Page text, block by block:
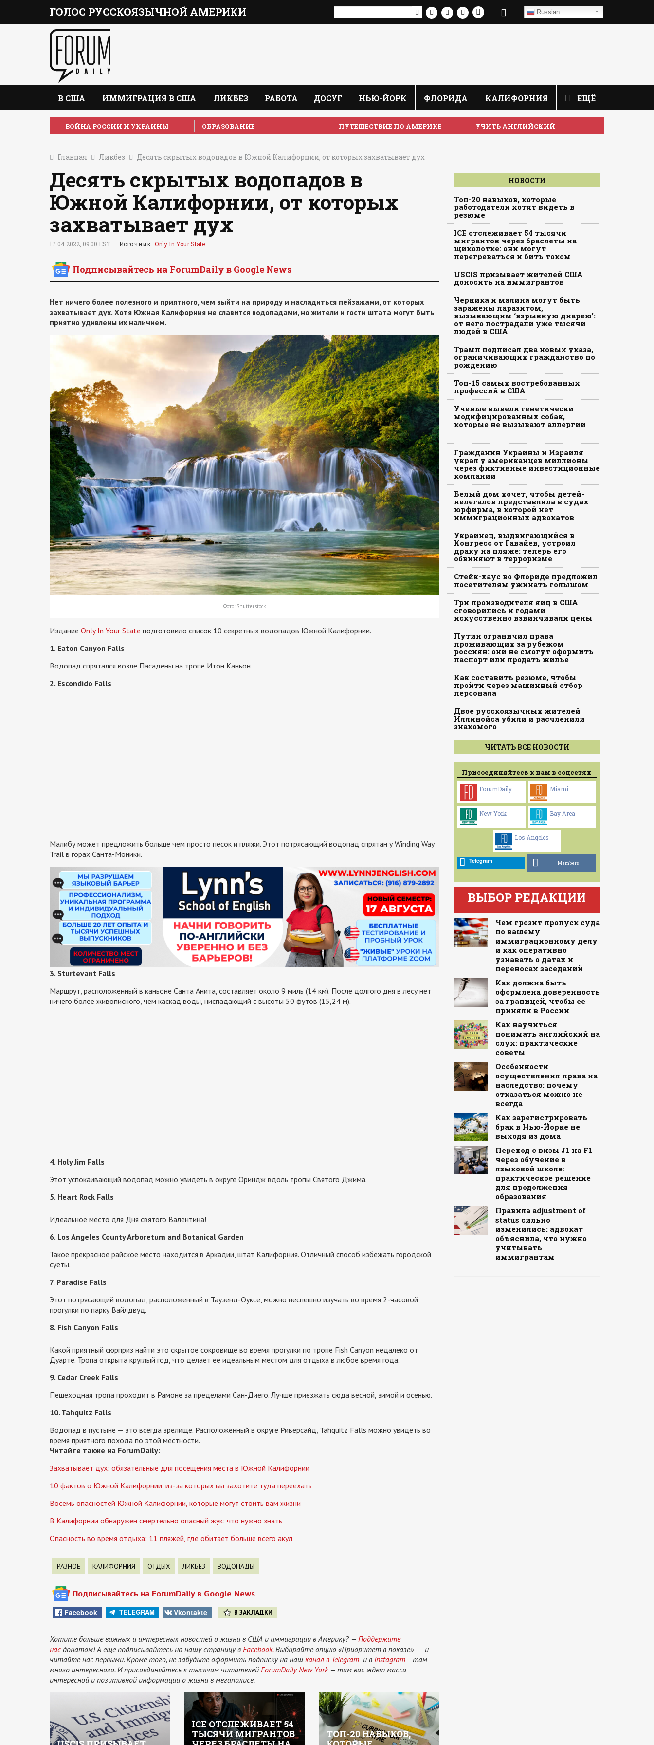
ГОЛОС РУССКОЯЗЫЧНОЙ АМЕРИКИ Russian
В США ИММИГРАЦИЯ В США ЛИКБЕЗ РАБОТА ДОСУГ НЬЮ-ЙОРК ФЛОРИДА КАЛИФОРНИЯ ЕЩЁ
ВОЙНА РОССИИ И УКРАИНЫ ОБРАЗОВАНИЕ ПУТЕШЕСТВИЕ ПО АМЕРИКЕ УЧИТЬ АНГЛИЙСКИЙ
Главная Ликбез Десять скрытых водопадов в Южной Калифорнии, от которых захватывает дух
Десять скрытых водопадов в
Южной Калифорнии, от которых
захватывает дух
17.04.2022, 09:00 EST Источник: Only In Your State
Подписывайтесь на ForumDaily в Google News
Нет ничего более полезного и приятного, чем выйти на природу и насладиться пейзажами, от которых
захватывает дух. Хотя Южная Калифорния не славится водопадами, но жители и гости штата могут быть
приятно удивлены их наличием.
Фото: Shutterstock
Издание Only In Your State подготовило список 10 секретных водопадов Южной Калифорнии.
1. Eaton Canyon Falls
Водопад спрятался возле Пасадены на тропе Итон Каньон.
2. Escondido Falls
Малибу может предложить больше чем просто песок и пляжи. Этот потрясающий водопад спрятан у Winding Way
Trail в горах Санта-Моники.
3. Sturtevant Falls
Маршрут, расположенный в каньоне Санта Анита, составляет около 9 миль (14 км). После долгого дня в лесу нет
ничего более живописного, чем каскад воды, ниспадающий с высоты 50 футов (15,24 м).
4. Holy Jim Falls
Этот успокаивающий водопад можно увидеть в округе Ориндж вдоль тропы Святого Джима.
5. Heart Rock Falls
Идеальное место для Дня святого Валентина!
6. Los Angeles County Arboretum and Botanical Garden
Такое прекрасное райское место находится в Аркадии, штат Калифорния. Отличный способ избежать городской
суеты.
7. Paradise Falls
Этот потрясающий водопад, расположенный в Таузенд-Оуксе, можно неспешно изучать во время 2-часовой
прогулки по парку Вайлдвуд.
8. Fish Canyon Falls
Какой приятный сюрприз найти это скрытое сокровище во время прогулки по тропе Fish Canyon недалеко от
Дуарте. Тропа открыта круглый год, что делает ее идеальным местом для отдыха в любое время года.
9. Cedar Creek Falls
Пешеходная тропа проходит в Рамоне за пределами Сан-Диего. Лучше приезжать сюда весной, зимой и осенью.
10. Tahquitz Falls
Водопад в пустыне — это всегда зрелище. Расположенный в округе Риверсайд, Tahquitz Falls можно увидеть во
время приятного похода по этой местности.
Читайте также на ForumDaily:
Захватывает дух: обязательные для посещения места в Южной Калифорнии
10 фактов о Южной Калифорнии, из-за которых вы захотите туда переехать
Восемь опасностей Южной Калифорнии, которые могут стоить вам жизни
В Калифорнии обнаружен смертельно опасный жук: что нужно знать
Опасность во время отдыха: 11 пляжей, где обитает больше всего акул
РАЗНОЕ КАЛИФОРНИЯ ОТДЫХ ЛИКБЕЗ ВОДОПАДЫ
Подписывайтесь на ForumDaily в Google News
Facebook TELEGRAM Vkontakte В ЗАКЛАДКИ
Хотите больше важных и интересных новостей о жизни в США и иммиграции в Америку? — Поддержите
нас донатом! А еще подписывайтесь на нашу страницу в Facebook.Выбирайте опцию «Приоритет в показе» — и
читайте нас первыми. Кроме того, не забудьте оформить подписку на наш канал в Telegram и в Instagram— там
много интересного. И присоединяйтесь к тысячам читателей ForumDaily New York— там вас ждет масса
интересной и позитивной информации о жизни в мегаполисе.
ICE ОТСЛЕЖИВАЕТ 54
ТЫСЯЧИ МИГРАНТОВ
ТОП-20 НАВЫКОВ,
НОВОСТИ
Топ-20 навыков, которые
работодатели хотят видеть в
резюме
ICE отслеживает 54 тысячи
мигрантов через браслеты на
щиколотке: они могут
перегреваться и бить током
USCIS призывает жителей США
доносить на иммигрантов
Черника и малина могут быть
заражены паразитом,
вызывающим ‘взрывную диарею’:
от него пострадали уже тысячи
людей в США
Трамп подписал два новых указа,
ограничивающих гражданство по
рождению
Топ-15 самых востребованных
профессий в США
Ученые вывели генетически
модифицированных собак,
которые не вызывают аллергии
Гражданин Украины и Израиля
украл у американцев миллионы
через фиктивные инвестиционные
компании
Белый дом хочет, чтобы детей-
нелегалов представляла в судах
юрфирма, в которой нет
иммиграционных адвокатов
Украинец, выдвигающийся в
Конгресс от Гавайев, устроил
драку на пляже: теперь его
обвиняют в терроризме
Стейк-хаус во Флориде предложил
посетителям ужинать голышом
Три производителя яиц в США
сговорились и годами
искусственно взвинчивали цены
Путин ограничил права
проживающих за рубежом
россиян: они не смогут оформить
паспорт или продать жилье
Как составить резюме, чтобы
пройти через машинный отбор
персонала
Двое русскоязычных жителей
Иллинойса убили и расчленили
знакомого
ЧИТАТЬ ВСЕ НОВОСТИ
Присоединяйтесь к нам в соцсетях
ForumDaily Miami
New York Bay Area
Los Angeles
Telegram Members
ВЫБОР РЕДАКЦИИ
Чем грозит пропуск суда
по вашему
иммиграционному делу
и как оперативно
узнавать о датах и
переносах заседаний
Как должна быть
оформлена доверенность
за границей, чтобы ее
приняли в России
Как научиться
понимать английский на
слух: практические
советы
Особенности
осуществления права на
наследство: почему
отказаться можно не
всегда
Как зарегистрировать
брак в Нью-Йорке не
выходя из дома
Переход с визы J1 на F1
через обучение в
языковой школе:
практическое решение
для продолжения
образования
Правила adjustment of
status сильно
изменились: адвокат
объяснила, что нужно
учитывать
иммигрантам